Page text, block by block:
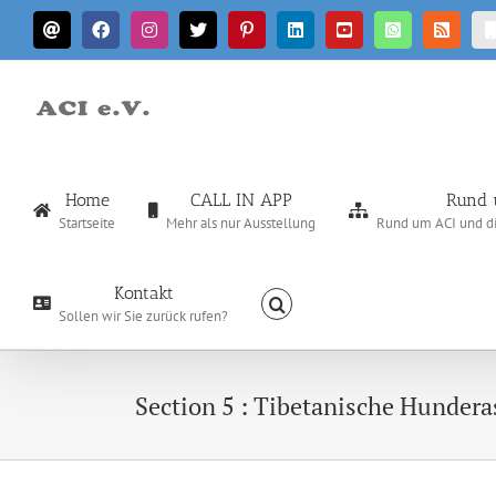
Zum
InhaltE-
Mail
FacebookInstagram
X PinterestLinkedInYouTubeWhatsApp
Rss
Home
Startseite
CALL IN APP
Mehr als nur Ausstellung
Rund
Rund um ACI und
Kontakt
Sollen wir Sie zurück rufen?
Section 5 : Tibetanische